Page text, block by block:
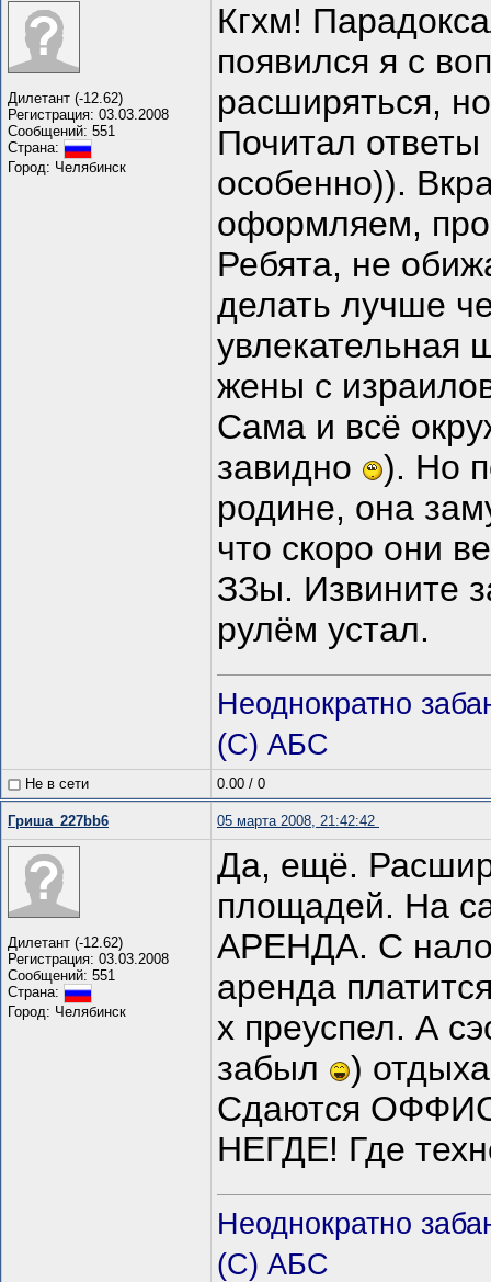
Дилетант (-12.62)
Регистрация: 03.03.2008
Сообщений: 551
Страна:
Город: Челябинск
Кгхм!
появился я с
расширяться,
Почитал ответы
особенно)).
оформляем,
Ребята, не
делать лучше
увлекательная
жены с
Сама и всё
завидно
). Но
родине, она
что скоро они
ЗЗы. Извините
рулём устал.
Неоднократно
(С) АБС
Не в сети 0.00 / 0
Гриша_227bb6 05 марта 2008, 21:42:42
Дилетант (-12.62)
Регистрация: 03.03.2008
Сообщений: 551
Страна:
Город: Челябинск
Да, ещё.
площадей. На
АРЕНДА. С
аренда
х преуспел. А
забыл
)
Сдаются
НЕГДЕ! Где
Неоднократно
(С) АБС